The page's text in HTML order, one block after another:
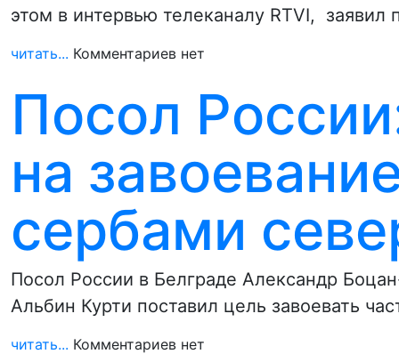
этом в интервью телеканалу RTVI, заявил
читать... Комментариев нет
Посол
на
сербами
Посол России в Белграде Александр
Альбин Курти поставил цель завоевать
читать... Комментариев нет